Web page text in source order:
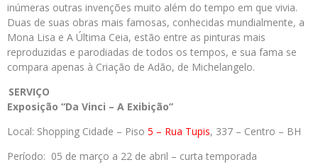
inúmeras outras invenções muito além do tempo em que vivia.
Duas de suas obras mais famosas, conhecidas mundialmente, a
Mona Lisa e A Última Ceia, estão entre as pinturas mais
reproduzidas e parodiadas de todos os tempos, e sua fama se
compara apenas à Criação de Adão, de Michelangelo.
SERVIÇO
Exposição “Da Vinci – A Exibição”
Local: Shopping Cidade – Piso 5 – Rua Tupis, 337 – Centro – BH
Período: 05 de março a 22 de abril – curta temporada